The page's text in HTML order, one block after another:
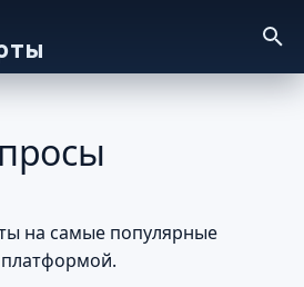
пользователя
на самые популярные